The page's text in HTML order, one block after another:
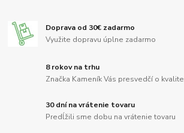
Doprava od 30€ zadarmo
Využite dopravu úplne zadarmo
8 rokov na trhu
Značka Kameník Vás presvedčí o kvalite
30 dní na vrátenie tovaru
Predĺžili sme dobu na vrátenie tovaru